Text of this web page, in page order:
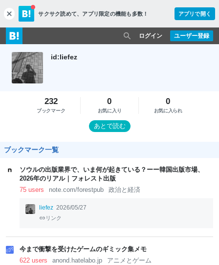
c
l
o
s
e
サクサク読めて、 アプリ限定の機能も多数！ アプリで開く
ユーザー登録
ログイン
id:liefez
232
ブックマーク
0
お気に入り
0
お気に入られ
あとで読む
ブックマーク一覧
ソウルの出版業界で、いま何が起きている？ーー韓国出版市場、
2026年のリアル｜フォレスト出版
75 users
note.com/forestpub 政治と経済
liefez 2026/05/27
リンク
今まで衝撃を受けたゲームのギミック集メモ
622 users
anond.hatelabo.jp アニメとゲーム